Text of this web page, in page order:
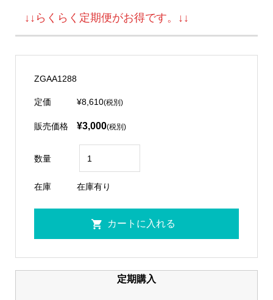
↓↓らくらく定期便がお得です。↓↓
ZGAA1288
定価 ¥8,610(税別)
販売価格 ¥3,000(税別)
数量
在庫 在庫有り
定期購入